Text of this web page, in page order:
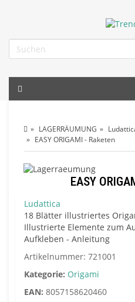
LAGERRÄUMUNG
EASY ORIGAMI - Raketen
EASY
Ludattica
18 Blätter illustriertes
Illustrierte Elemente zum
Aufkleben - Anleitung
Artikelnummer: 721001
Kategorie: Origami
EAN: 8057158620460